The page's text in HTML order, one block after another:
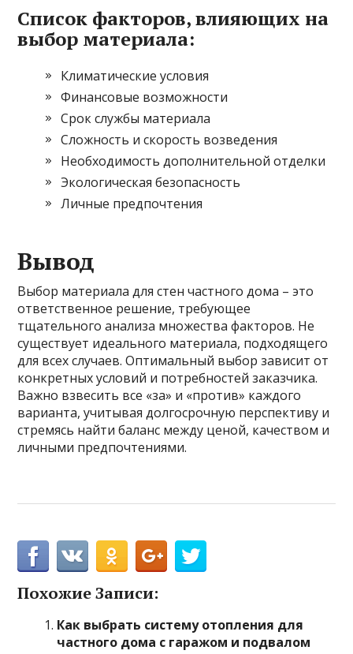
Список факторов, влияющих на
выбор материала:
Климатические условия
Финансовые возможности
Срок службы материала
Сложность и скорость возведения
Необходимость дополнительной отделки
Экологическая безопасность
Личные предпочтения
Вывод
Выбор материала для стен частного дома – это
ответственное решение, требующее
тщательного анализа множества факторов. Не
существует идеального материала, подходящего
для всех случаев. Оптимальный выбор зависит от
конкретных условий и потребностей заказчика.
Важно взвесить все «за» и «против» каждого
варианта, учитывая долгосрочную перспективу и
стремясь найти баланс между ценой, качеством и
личными предпочтениями.
Похожие Записи:
Как выбрать систему отопления для
частного дома с гаражом и подвалом